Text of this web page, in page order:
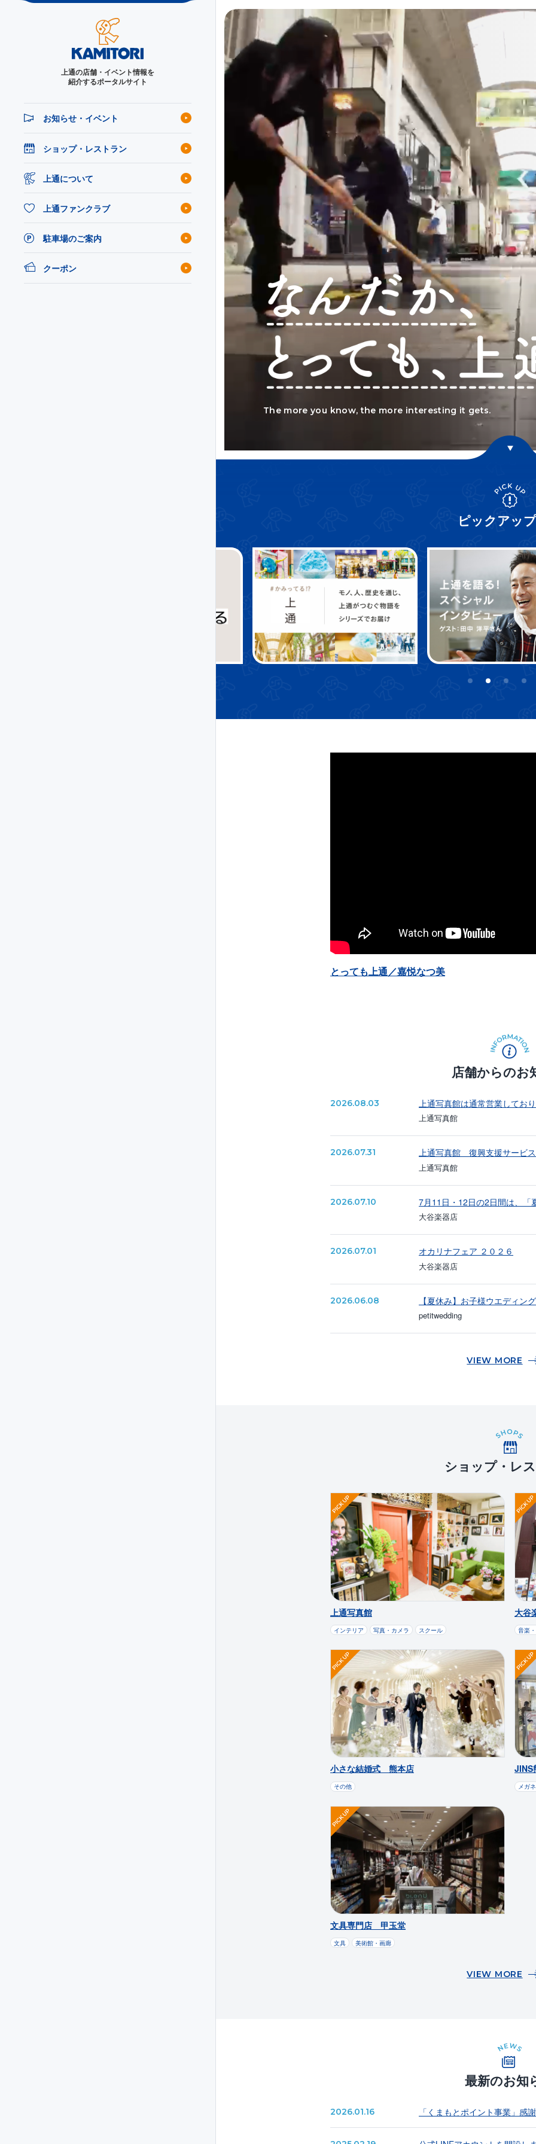
上通の店舗・イベント情報を
紹介するポータルサイト
お知らせ・イベント
ショップ・レストラン
上通について
上通ファンクラブ
駐車場のご案内
クーポン
The more you know, the more interesting it gets.
ピックアッ
とっても上通／嘉悦なつ美
店舗からのお
2026.08.03 上通写真館は通常営業してお
上通写真館
2026.07.31 上通写真館 復興支援サービス
上通写真館
2026.07.10 7月11日・12日の2日間は、「
大谷楽器店
2026.07.01 オカリナフェア ２０２６
大谷楽器店
2026.06.08 【夏休み】お子様ウエディン
petitwedding
VIEW MORE
ショップ・レ
上通写真館
インテリア 写真・カメラ スクール
大谷
音楽
小さな結婚式 熊本店
その他
JINS
メガ
文具専門店 甲玉堂
文具 美術館・画廊
VIEW MORE
最新のお知
2026.01.16 「くまもとポイント事業」感